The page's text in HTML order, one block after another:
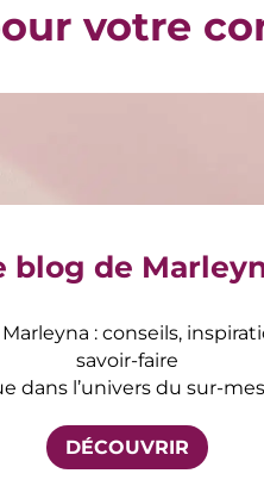
votre
blog de
: conseils,
savoir-faire
dans l’univers du sur-
DÉCOUVRIR